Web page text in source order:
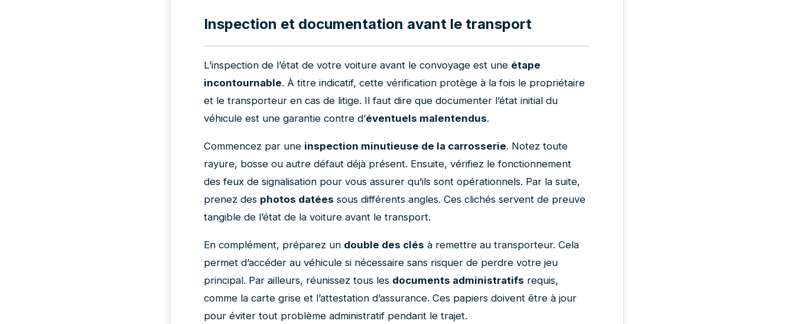
Inspection et documentation avant le transport
L’inspection de l’état de votre voiture avant le convoyage est une étape
incontournable. À titre indicatif, cette vérification protège à la fois le propriétaire
et le transporteur en cas de litige. Il faut dire que documenter l’état initial du
véhicule est une garantie contre d’éventuels malentendus.
Commencez par une inspection minutieuse de la carrosserie. Notez toute
rayure, bosse ou autre défaut déjà présent. Ensuite, vérifiez le fonctionnement
des feux de signalisation pour vous assurer qu’ils sont opérationnels. Par la suite,
prenez des photos datées sous différents angles. Ces clichés servent de preuve
tangible de l’état de la voiture avant le transport.
En complément, préparez un double des clés à remettre au transporteur. Cela
permet d’accéder au véhicule si nécessaire sans risquer de perdre votre jeu
principal. Par ailleurs, réunissez tous les documents administratifs requis,
comme la carte grise et l’attestation d’assurance. Ces papiers doivent être à jour
pour éviter tout problème administratif pendant le trajet.